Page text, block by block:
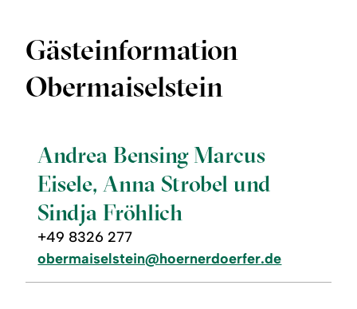
Gästeinformation
Obermaiselstein
Andrea Bensing Marcus
Eisele, Anna Strobel und
Sindja Fröhlich
+49 8326 277
obermaiselstein@hoernerdoerfer.de